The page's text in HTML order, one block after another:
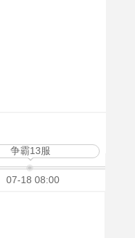
争霸13服
07-18 08:00